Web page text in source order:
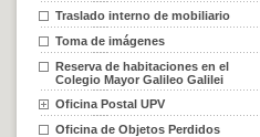
Traslado interno de mobiliario
Toma de imágenes
Reserva de habitaciones en el
Colegio Mayor Galileo Galilei
Oficina Postal UPV
Oficina de Objetos Perdidos